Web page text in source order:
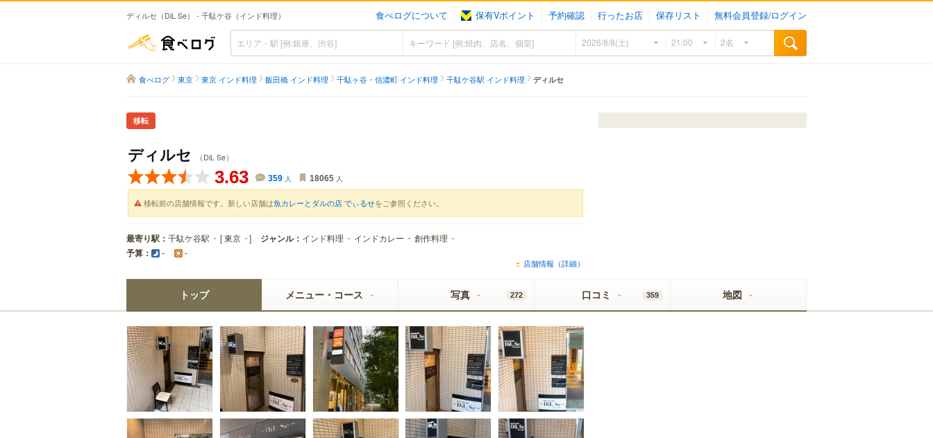
ディルセ（DiL Se） - 千駄ケ谷（インド料理） 食べログについて 保有Vポイント 予約確認 行ったお店 保存リスト 無料会員登録/ログイン
食べログ
食べログ 東京 東京 インド料理 飯田橋 インド料理 千駄ヶ谷・信濃町 インド料理 千駄ケ谷駅 インド料理 ディルセ
移転
ディルセ （DiL Se）
3.63 359 人 18065 人
移転前の店舗情報です。新しい店舗は魚カレーとダルの店 でぃるせをご参照ください。
最寄り駅： 千駄ケ谷駅 [東京 ] ジャンル： インド料理 インドカレー 創作料理
予算： - -
店舗情報（詳細）
トップ メニュー・コース 写真 272 口コミ 359 地図